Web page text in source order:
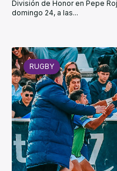
División de Honor en Pepe
domingo 24, a las...
RUGBY